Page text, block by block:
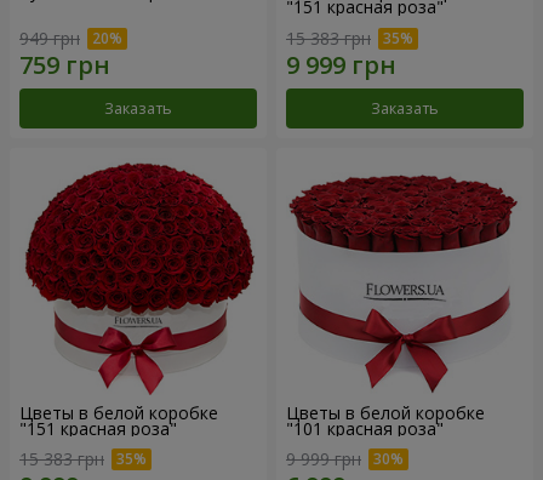
949 грн
Заказать
"151 красная роза"
15 383 грн
Заказать
Цветы в белой коробке
"151 красная роза"
15 383 грн
Цветы в белой коробке
"101 красная роза"
9 999 грн